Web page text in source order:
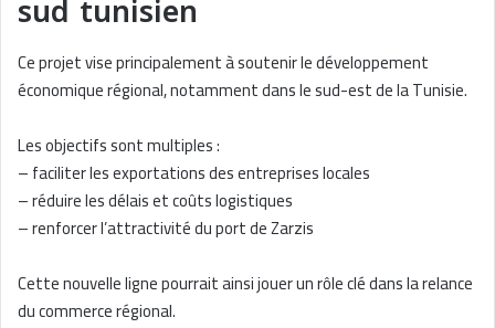
sud tunisien
Ce projet vise principalement à soutenir le développement
économique régional, notamment dans le sud-est de la Tunisie.
Les objectifs sont multiples :
– faciliter les exportations des entreprises locales
– réduire les délais et coûts logistiques
– renforcer l’attractivité du port de Zarzis
Cette nouvelle ligne pourrait ainsi jouer un rôle clé dans la relance
du commerce régional.